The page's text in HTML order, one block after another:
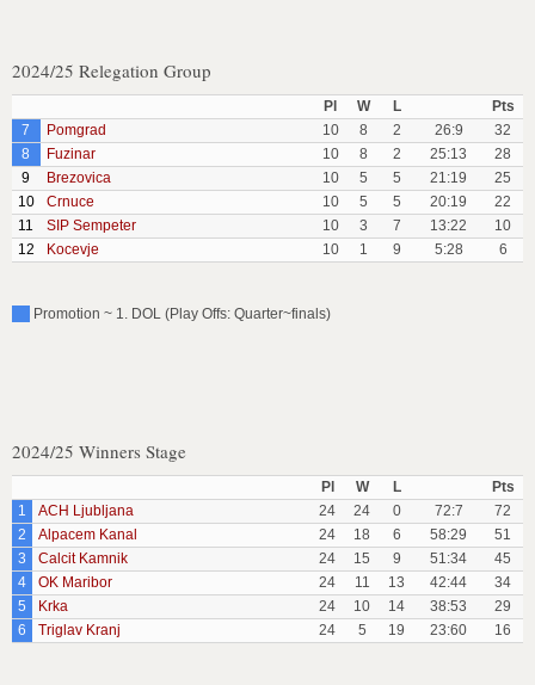
2024/25 Relegation Group
Pl W L
Pts
7
Pomgrad 10 8 2 26:9
32
8
Fuzinar 10 8 2 25:13
28
9
Brezovica 10 5 5 21:19
25
10
Crnuce 10 5 5 20:19
22
11
SIP Sempeter 10 3 7 13:22
10
12
Kocevje 10 1 9 5:28 6
Promotion ~ 1. DOL (Play Offs: Quarter~finals)
2024/25 Winners Stage
Pl W L
Pts
1
ACH Ljubljana 24 24 0 72:7
72
2
Alpacem Kanal 24 18 6 58:29
51
3
Calcit Kamnik 24 15 9 51:34
45
4
OK Maribor 24 11 13 42:44
34
5
Krka 24 10 14 38:53
29
6
Triglav Kranj 24 5 19 23:60 16